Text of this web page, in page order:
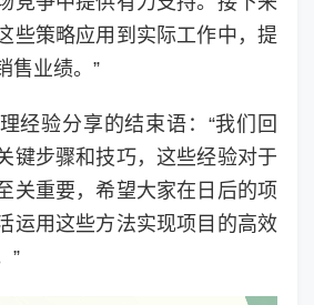
些策略应用到实际工作中，提
售业绩。”
经验分享的结束语：“我们回
键步骤和技巧，这些经验对于
关重要，希望大家在日后的项
运用这些方法实现项目的高效
”